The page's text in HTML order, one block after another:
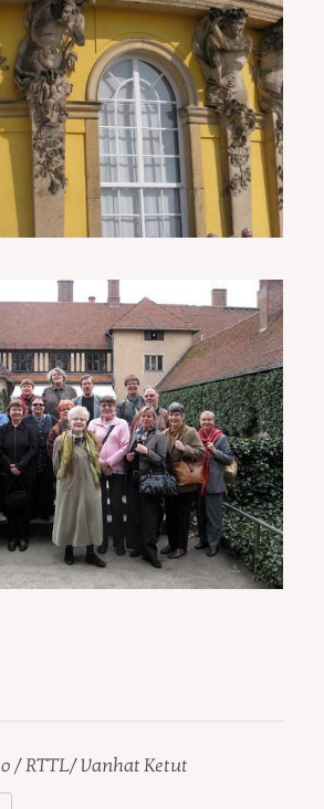
/ RTTL/ Vanhat Ketut